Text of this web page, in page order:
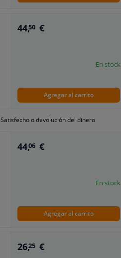
44,50 €
En stock
Agregar al carrito
Satisfecho o devolución del dinero
44,06 €
En stock
Agregar al carrito
26,25 €